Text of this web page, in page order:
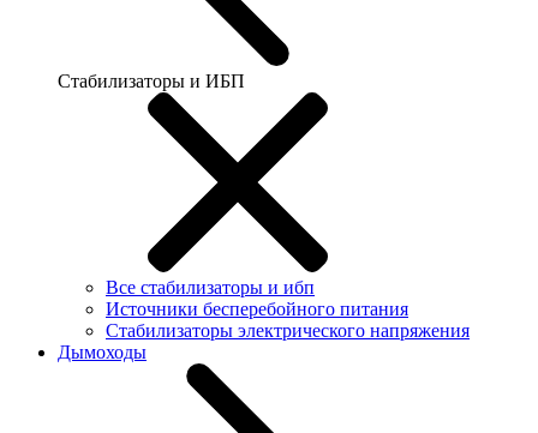
Стабилизаторы и ИБП
Все стабилизаторы и ибп
Источники бесперебойного питания
Стабилизаторы электрического напряжения
Дымоходы